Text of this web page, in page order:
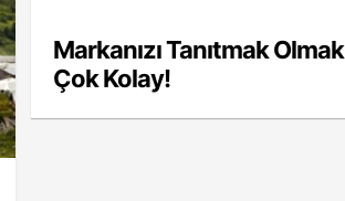
Markanızı Tanıtmak Olmak
Çok Kolay!